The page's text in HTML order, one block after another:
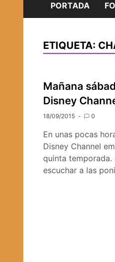
PORTADA
ETIQUETA:
Mañana
Disney
18/09/2015 0
En unas pocas
Disney Channel
quinta temporada.
escuchar a las